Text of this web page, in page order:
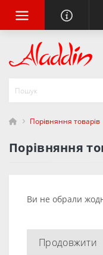
Порівняння товарів
Порівняння
Ви не обрали
Продовжити